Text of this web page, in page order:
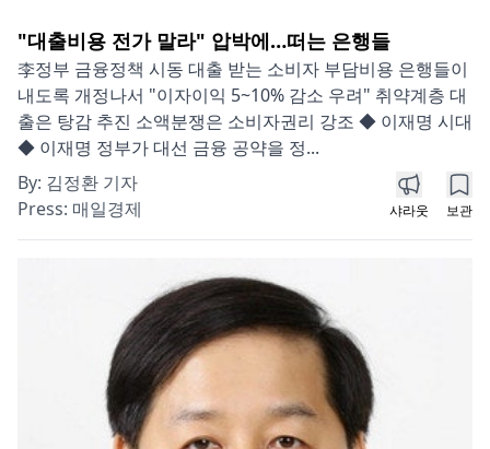
"대출비용 전가 말라" 압박에…떠는 은행들
李정부 금융정책 시동 대출 받는 소비자 부담비용 은행들이
내도록 개정나서 "이자이익 5~10% 감소 우려" 취약계층 대
출은 탕감 추진 소액분쟁은 소비자권리 강조 ◆ 이재명 시대
◆ 이재명 정부가 대선 금융 공약을 정...
By: 김정환 기자
Press: 매일경제 샤라웃 보관